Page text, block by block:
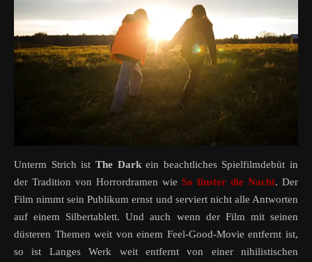
Unterm Strich ist The Darkein beachtliches Spielfilmdebüt in
der Tradition von Horrordramen wie So finster die Nacht. Der
Film nimmt sein Publikum ernst und serviert nicht alle Antworten
auf einem Silbertablett. Und auch wenn der Film mit seinen
düsteren Themen weit von einem Feel-Good-Movie entfernt ist,
so ist Langes Werk weit entfernt von einer nihilistischen